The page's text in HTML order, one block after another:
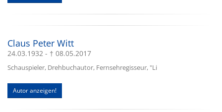
Claus Peter Witt
24.03.1932 - † 08.05.2017
Schauspieler, Drehbuchautor, Fernsehregisseur, "Li
Autor anzeigen!